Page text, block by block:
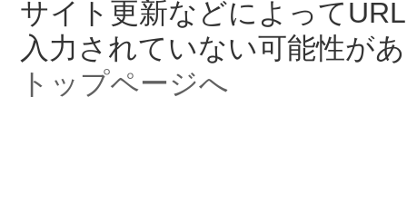
サイト更新などによって
入力されていない可能性が
トップページへ